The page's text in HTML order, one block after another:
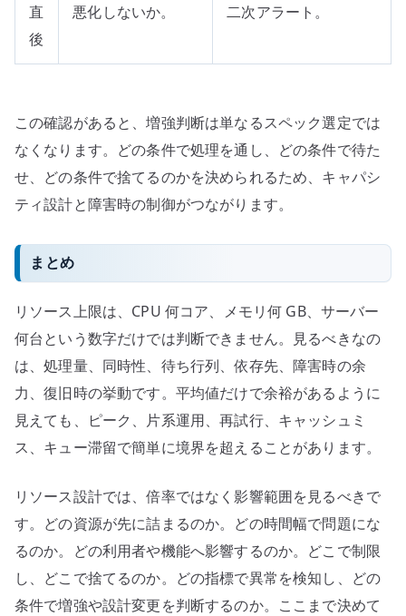
直
後
悪化しないか。
二次アラート。
この確認があると、増強判断は単なるスペック選定では
なくなります。どの条件で処理を通し、どの条件で待た
せ、どの条件で捨てるのかを決められるため、キャパシ
ティ設計と障害時の制御がつながります。
まとめ
リソース上限は、CPU 何コア、メモリ何 GB、サーバー
何台という数字だけでは判断できません。見るべきなの
は、処理量、同時性、待ち行列、依存先、障害時の余
力、復旧時の挙動です。平均値だけで余裕があるように
見えても、ピーク、片系運用、再試行、キャッシュミ
ス、キュー滞留で簡単に境界を超えることがあります。
リソース設計では、倍率ではなく影響範囲を見るべきで
す。どの資源が先に詰まるのか。どの時間幅で問題にな
るのか。どの利用者や機能へ影響するのか。どこで制限
し、どこで捨てるのか。どの指標で異常を検知し、どの
条件で増強や設計変更を判断するのか。ここまで決めて